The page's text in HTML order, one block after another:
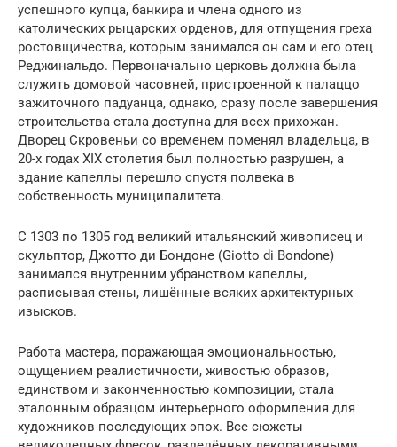
успешного купца, банкира и члена одного из
католических рыцарских орденов, для отпущения греха
ростовщичества, которым занимался он сам и его отец
Реджинальдо. Первоначально церковь должна была
служить домовой часовней, пристроенной к палаццо
зажиточного падуанца, однако, сразу после завершения
строительства стала доступна для всех прихожан.
Дворец Скровеньи со временем поменял владельца, в
20-х годах XIX столетия был полностью разрушен, а
здание капеллы перешло спустя полвека в
собственность муниципалитета.
С 1303 по 1305 год великий итальянский живописец и
скульптор, Джотто ди Бондоне (Giotto di Bondone)
занимался внутренним убранством капеллы,
расписывая стены, лишённые всяких архитектурных
изысков.
Работа мастера, поражающая эмоциональностью,
ощущением реалистичности, живостью образов,
единством и законченностью композиции, стала
эталонным образцом интерьерного оформления для
художников последующих эпох. Все сюжеты